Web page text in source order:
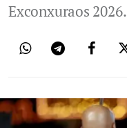
Exconxuraos 2026.